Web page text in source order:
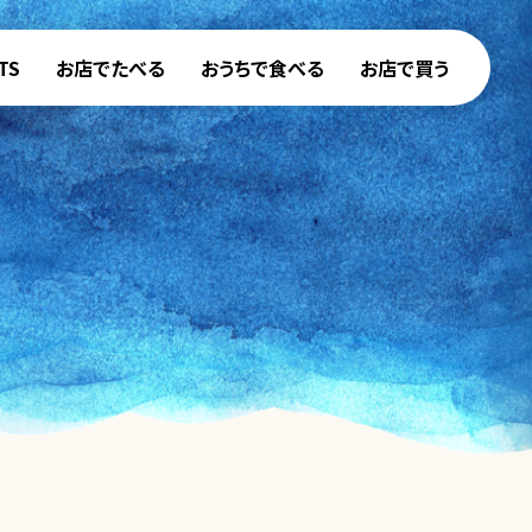
お店でたべる おうちで食べる お店で買う